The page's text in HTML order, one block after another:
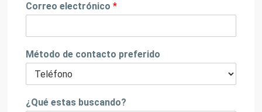
Correo electrónico*
Método de contacto preferido
¿Qué estas buscando?